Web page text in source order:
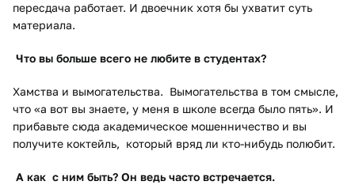
пересдача работает. И двоечник хотя бы ухватит суть
материала.
Что вы больше всего не любите в студентах?
Хамства и вымогательства. Вымогательства в том смысле,
что «а вот вы знаете, у меня в школе всегда было пять». И
прибавьте сюда академическое мошенничество и вы
получите коктейль, который вряд ли кто-нибудь полюбит.
А как с ним быть? Он ведь часто встречается.